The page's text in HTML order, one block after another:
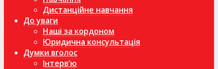
Дистанційне навчання
До уваги
Наші за кордоном
Юридична консультація
Думки вголос
Інтерв’ю